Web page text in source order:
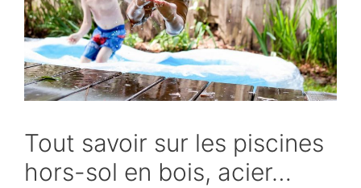
Tout savoir sur les piscines
hors-sol en bois, acier…